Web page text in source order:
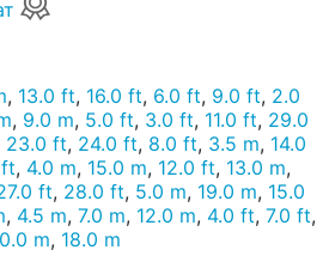
, 13.0 ft, 16.0 ft, 6.0 ft, 9.0 ft, 2.0
, 9.0 m, 5.0 ft, 3.0 ft, 11.0 ft, 29.0
23.0 ft, 24.0 ft, 8.0 ft, 3.5 m, 14.0
, 4.0 m, 15.0 m, 12.0 ft, 13.0 m,
ft, 28.0 ft, 5.0 m, 19.0 m, 15.0
, 4.5 m, 7.0 m, 12.0 m, 4.0 ft, 7.0 ft,
m, 18.0 m